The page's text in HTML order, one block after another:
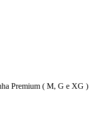
Premium ( M, G e XG )